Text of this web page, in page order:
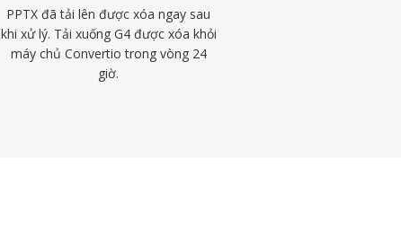
PPTX đã tải lên được xóa ngay sau
khi xử lý. Tải xuống G4 được xóa khỏi
máy chủ Convertio trong vòng 24
giờ.